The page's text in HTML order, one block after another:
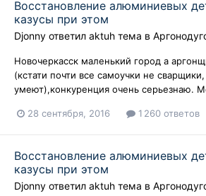
Восстановление алюминиевых
казусы при этом
Djonny ответил aktuh тема в
Новочеркасск маленький город а
(кстати почти все самоучки не
умеют),конкуренция очень серьезнаю.
28 сентября, 2016 1 260 ответов
Восстановление алюминиевых
казусы при этом
Djonny ответил aktuh тема в